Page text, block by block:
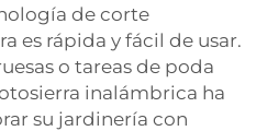
de corte
es rápida y fácil de usar.
o tareas de poda
inalámbrica ha
su jardinería con